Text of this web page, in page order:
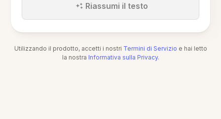
Riassumi il testo
Utilizzando il prodotto, accetti i nostri Termini di Servizio e hai letto
la nostra Informativa sulla Privacy.